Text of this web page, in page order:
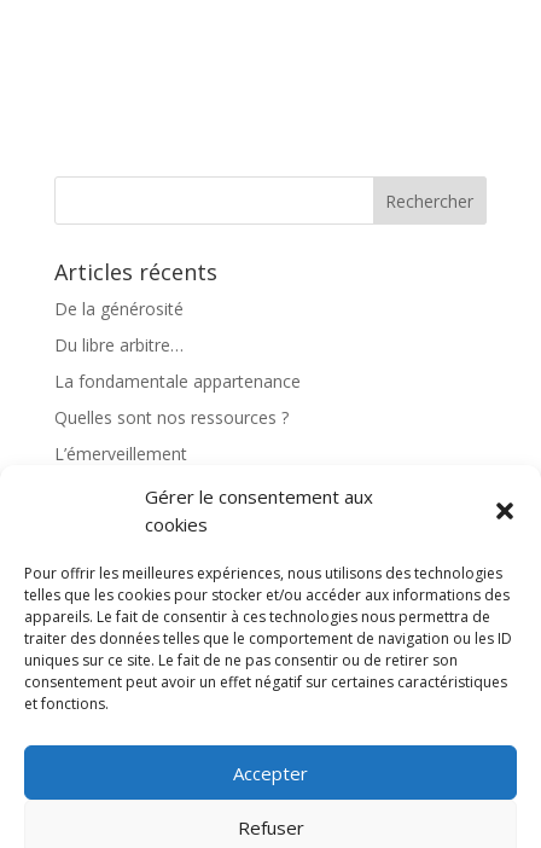
Gérer le consentement aux
cookies
Pour offrir les meilleures expériences, nous utilisons des technologies
telles que les cookies pour stocker et/ou accéder aux informations des
appareils. Le fait de consentir à ces technologies nous permettra de
traiter des données telles que le comportement de navigation ou les ID
uniques sur ce site. Le fait de ne pas consentir ou de retirer son
consentement peut avoir un effet négatif sur certaines caractéristiques
et fonctions.
Accepter
Refuser
Articles récents
De la générosité
Du libre arbitre…
La fondamentale appartenance
Quelles sont nos ressources ?
L’émerveillement
Commentaires récents